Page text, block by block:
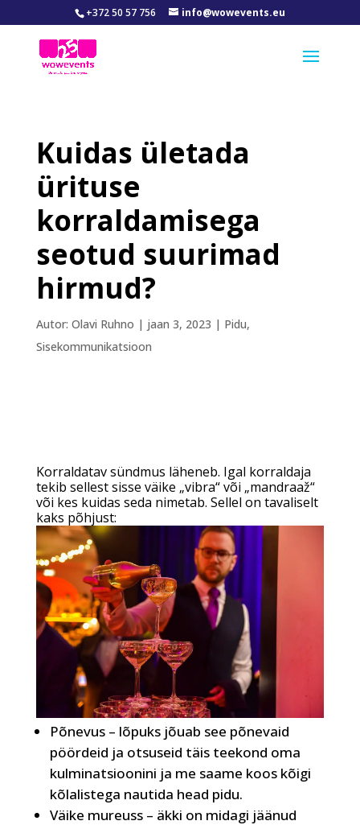
+372 50 57 756 info@wowevents.eu
Kuidas ületada
ürituse
korraldamisega
seotud suurimad
hirmud?
Autor: Olavi Ruhno | jaan 3, 2023 | Pidu,
Sisekommunikatsioon
Korraldatav sündmus läheneb. Igal korraldaja
tekib sellest sisse väike „vibra“ või „mandraaž“
või kes kuidas seda nimetab. Sellel on tavaliselt
kaks põhjust:
Põnevus – lõpuks jõuab see põnevaid
pöördeid ja otsuseid täis teekond oma
kulminatsioonini ja me saame koos kõigi
kõlalistega nautida head pidu.
Väike mureuss – äkki on midagi jäänud